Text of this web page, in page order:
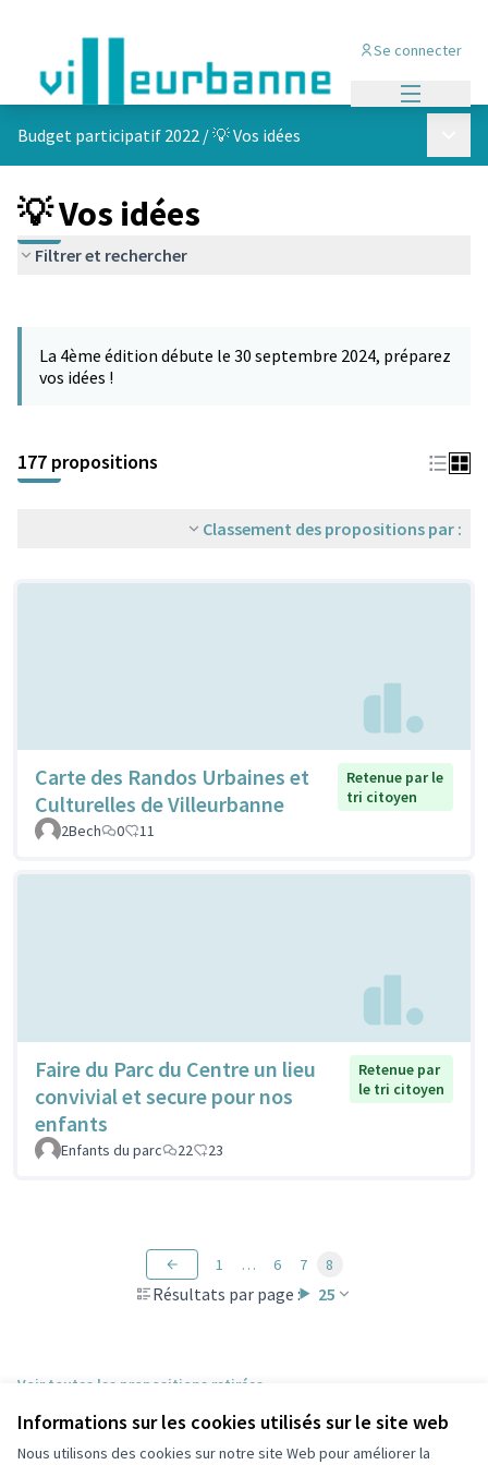
Informations sur les cookies utilisés sur le site web
Nous utilisons des cookies sur notre site Web pour améliorer la
Se connecter
Budget participatif 2022 /💡 Vos idées
💡 Vos idées
Filtrer et rechercher
−
La 4ème édition débute le 30 septembre 2024, préparez
vos idées !
177 propositions
Classement des propositions par :
Carte des Randos Urbaines et
Culturelles de Villeurbanne
Retenue par le
tri citoyen
2Bech
0 11
Faire du Parc du Centre un lieu
convivial et secure pour nos
enfants
Retenue par
le tri citoyen
Enfants du parc 22 23
Résultats par page : 25
1 … 6 7 8
Voir toutes les propositions retirées
Conditions d'utilisation